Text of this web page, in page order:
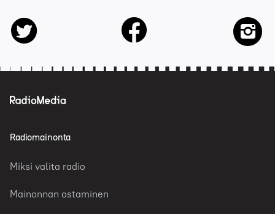
twitter facebook
Radiomainonta
Miksi valita radio
Mainonnan ostaminen